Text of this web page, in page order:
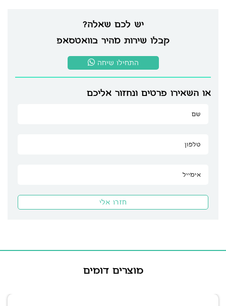
יש לכם שאלה?
קבלו שירות מהיר בוואטסאפ
התחילו שיחה
או השאירו פרטים ונחזור אליכם
מוצרים דומים